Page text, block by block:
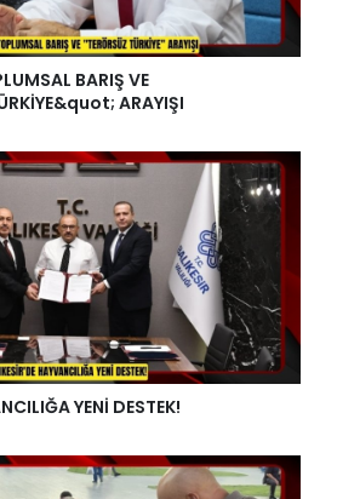
BARIŞ VE
ARAYIŞI
YENİ DESTEK!